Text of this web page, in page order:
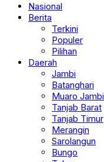
Nasional
Berita
Terkini
Populer
Pilihan
Daerah
Jambi
Batanghari
Muaro Jambi
Tanjab Barat
Tanjab Timur
Merangin
Sarolangun
Bungo